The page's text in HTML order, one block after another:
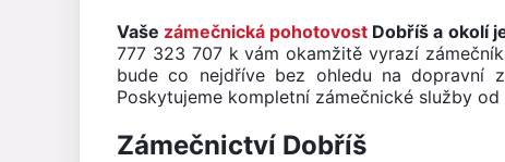
Vaše zámečnická pohotovost Dobříš a okolí
777 323 707 k vám okamžitě vyrazí
bude co nejdříve bez ohledu na dopravní
Poskytujeme kompletní zámečnické služby
Zámečnictví Dobříš